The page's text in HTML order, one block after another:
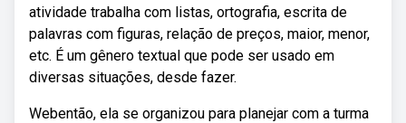
atividade trabalha com listas, ortografia, escrita de
palavras com figuras, relação de preços, maior, menor,
etc. É um gênero textual que pode ser usado em
diversas situações, desde fazer.
Webentão, ela se organizou para planejar com a turma